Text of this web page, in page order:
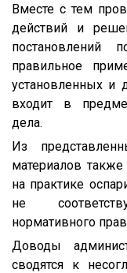
Вместе с тем
действий и
постановлений
правильное
установленных и
входит в
дела.
Из
материалов
на практике
не
нормативного
Доводы
сводятся к